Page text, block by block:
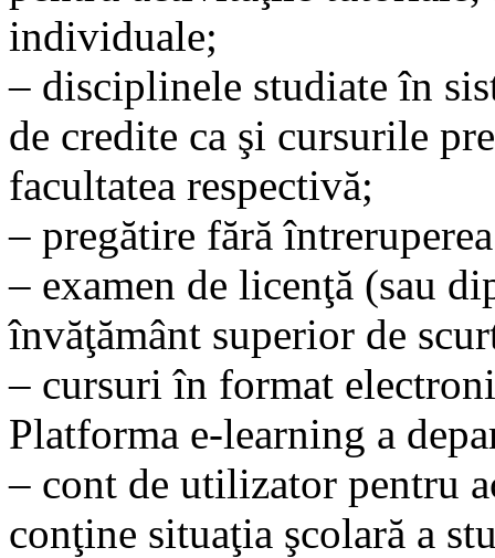
individuale;
– disciplinele studiate în
de credite ca şi cursurile
facultatea respectivă;
– pregătire fără
– examen de licenţă (sau
învăţământ superior de
– cursuri în format
Platforma e-learning a
– cont de utilizator pentru
conţine situaţia şcolară a